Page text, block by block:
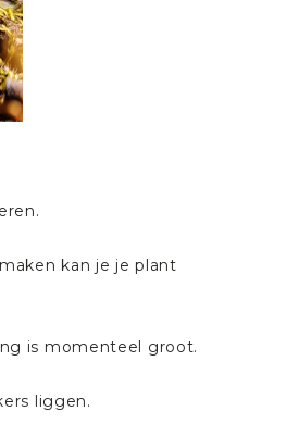
kan je je plant
is momenteel groot.
liggen.